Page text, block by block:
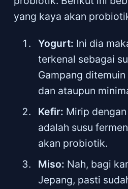
yang kaya akan
Yogurt: Ini dia
terkenal sebagai
Gampang
dan ataupun
Kefir: Mirip
adalah susu
akan probiotik.
Miso: Nah, bagi
Jepang, pasti